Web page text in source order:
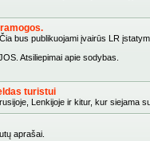
bus publikuojami įvairūs LR
Atsiliepimai apie sodybas.
turistui
Lenkijoje ir kitur, kur siejama
aprašai.